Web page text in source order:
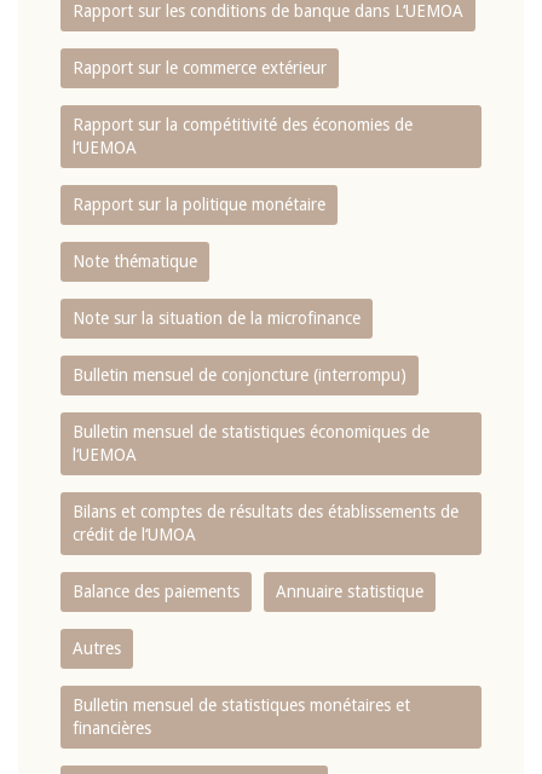
Rapport sur les conditions de banque dans L‘UEMOA
Rapport sur le commerce extérieur
Rapport sur la compétitivité des économies de
l‘UEMOA
Rapport sur la politique monétaire
Note thématique
Note sur la situation de la microfinance
Bulletin mensuel de conjoncture (interrompu)
Bulletin mensuel de statistiques économiques de
l‘UEMOA
Bilans et comptes de résultats des établissements de
crédit de l‘UMOA
Balance des paiements Annuaire statistique
Autres
Bulletin mensuel de statistiques monétaires et
financières